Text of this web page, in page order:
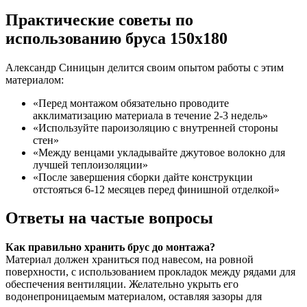
Практические советы по
использованию бруса 150х180
Александр Синицын делится своим опытом работы с этим
материалом:
«Перед монтажом обязательно проводите
акклиматизацию материала в течение 2-3 недель»
«Используйте пароизоляцию с внутренней стороны
стен»
«Между венцами укладывайте джутовое волокно для
лучшей теплоизоляции»
«После завершения сборки дайте конструкции
отстояться 6-12 месяцев перед финишной отделкой»
Ответы на частые вопросы
Как правильно хранить брус до монтажа?
Материал должен храниться под навесом, на ровной
поверхности, с использованием прокладок между рядами для
обеспечения вентиляции. Желательно укрыть его
водонепроницаемым материалом, оставляя зазоры для